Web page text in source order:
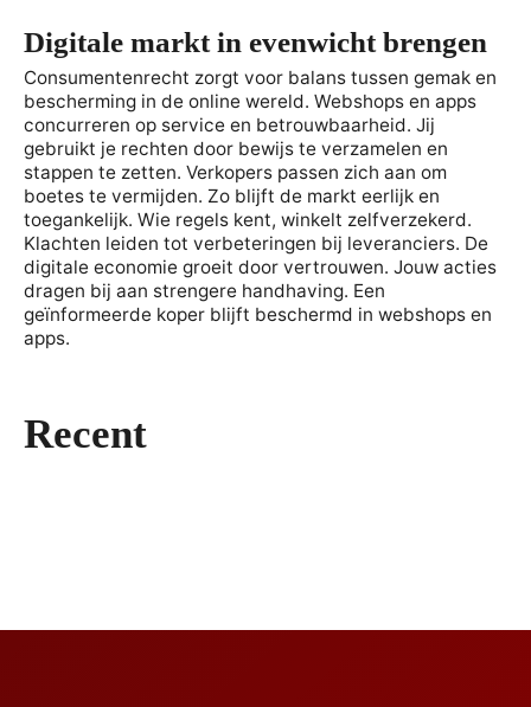
Digitale markt in evenwicht brengen
Consumentenrecht zorgt voor balans tussen gemak en
bescherming in de online wereld. Webshops en apps
concurreren op service en betrouwbaarheid. Jij
gebruikt je rechten door bewijs te verzamelen en
stappen te zetten. Verkopers passen zich aan om
boetes te vermijden. Zo blijft de markt eerlijk en
toegankelijk. Wie regels kent, winkelt zelfverzekerd.
Klachten leiden tot verbeteringen bij leveranciers. De
digitale economie groeit door vertrouwen. Jouw acties
dragen bij aan strengere handhaving. Een
geïnformeerde koper blijft beschermd in webshops en
apps.
Recent
woning in Noorwegen
07/08/2026
sfeerscène
Meer omzet uit Google Ads in 2026